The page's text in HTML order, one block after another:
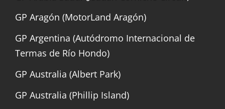
GP Aragón (MotorLand Aragón)
GP Argentina (Autódromo Internacional de
Termas de Río Hondo)
GP Australia (Albert Park)
GP Australia (Phillip Island)